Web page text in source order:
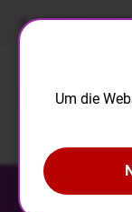
LIQUIDRECHNER
Um die